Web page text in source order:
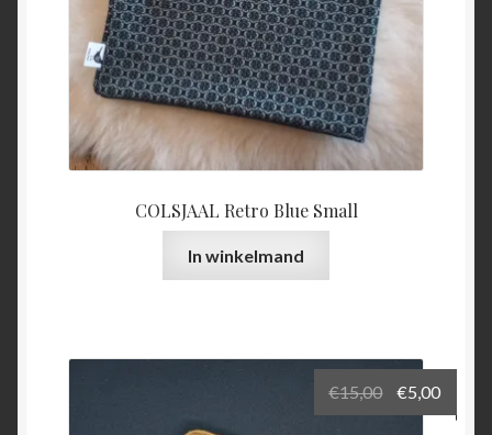
COLSJAAL Retro Blue Small
In winkelmand
€15,00
prijs
€5,00
prijs